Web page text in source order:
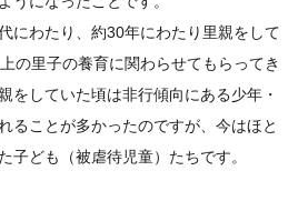
にわたり、約30年にわたり里親をして
の里子の養育に関わらせてもらってき
をしていた頃は非行傾向にある少年・
ることが多かったのですが、今はほと
子ども（被虐待児童）たちです。